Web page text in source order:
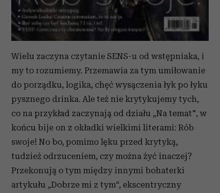
Wielu zaczyna czytanie SENS-u od wstępniaka, i
my to rozumiemy. Przemawia za tym umiłowanie
do porządku, logika, chęć wysączenia łyk po łyku
pysznego drinka. Ale też nie krytykujemy tych,
co na przykład zaczynają od działu „Na temat", w
końcu bije on z okładki wielkimi literami: Rób
swoje! No bo, pomimo lęku przed krytyką,
tudzież odrzuceniem, czy można żyć inaczej?
Przekonują o tym między innymi bohaterki
artykułu „Dobrze mi z tym“, ekscentryczny